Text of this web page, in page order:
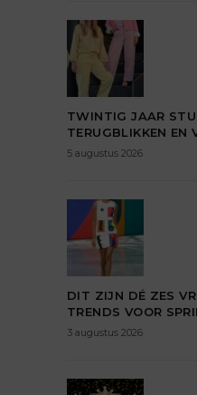
TWINTIG JAAR
TERUGBLIKKEN EN
5 augustus 2026
DIT ZIJN DÉ ZES
TRENDS VOOR
3 augustus 2026